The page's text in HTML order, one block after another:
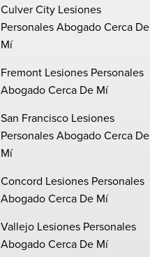
Culver City Lesiones
Personales Abogado Cerca De
Mí
Fremont Lesiones Personales
Abogado Cerca De Mí
San Francisco Lesiones
Personales Abogado Cerca De
Mí
Concord Lesiones Personales
Abogado Cerca De Mí
Vallejo Lesiones Personales
Abogado Cerca De Mí